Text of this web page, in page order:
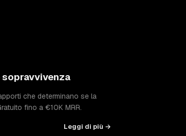
sopravvivenza
che determinano se la
fino a €10K MRR.
Leggi di più →